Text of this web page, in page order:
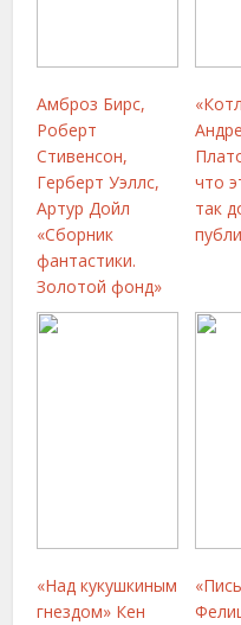
Амброз Бирс,
Роберт
Стивенсон,
Герберт Уэллс,
Артур Дойл
«Сборник
фантастики.
Золотой фонд»
что
так
«Над кукушкиным
гнездом» Кен